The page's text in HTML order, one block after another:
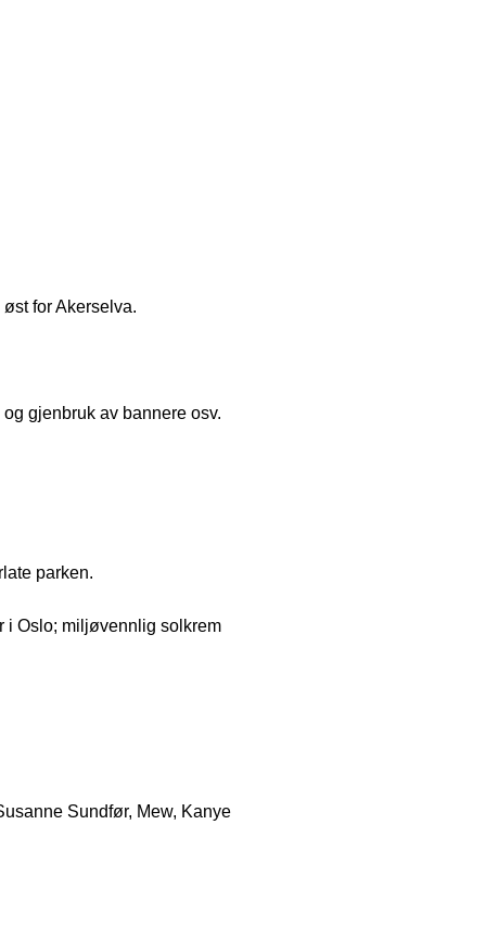
for Akerselva.
gjenbruk av bannere osv.
parken.
i Oslo; miljøvennlig solkrem
Sundfør, Mew, Kanye